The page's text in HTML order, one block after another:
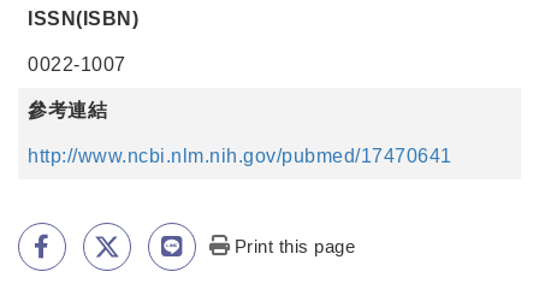
ISSN(ISBN)
0022-1007
參考連結
http://www.ncbi.nlm.nih.gov/pubmed/17470641
Print this page